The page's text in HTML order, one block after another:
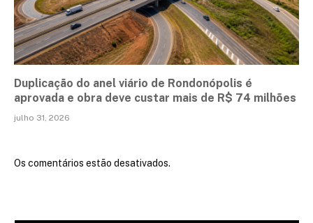
Duplicação do anel viário de Rondonópolis é
aprovada e obra deve custar mais de R$ 74 milhões
julho 31, 2026
Os comentários estão desativados.